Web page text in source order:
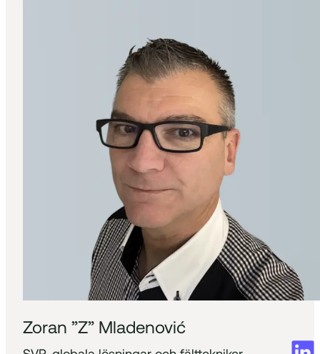
Zoran ”Z” Mladenović